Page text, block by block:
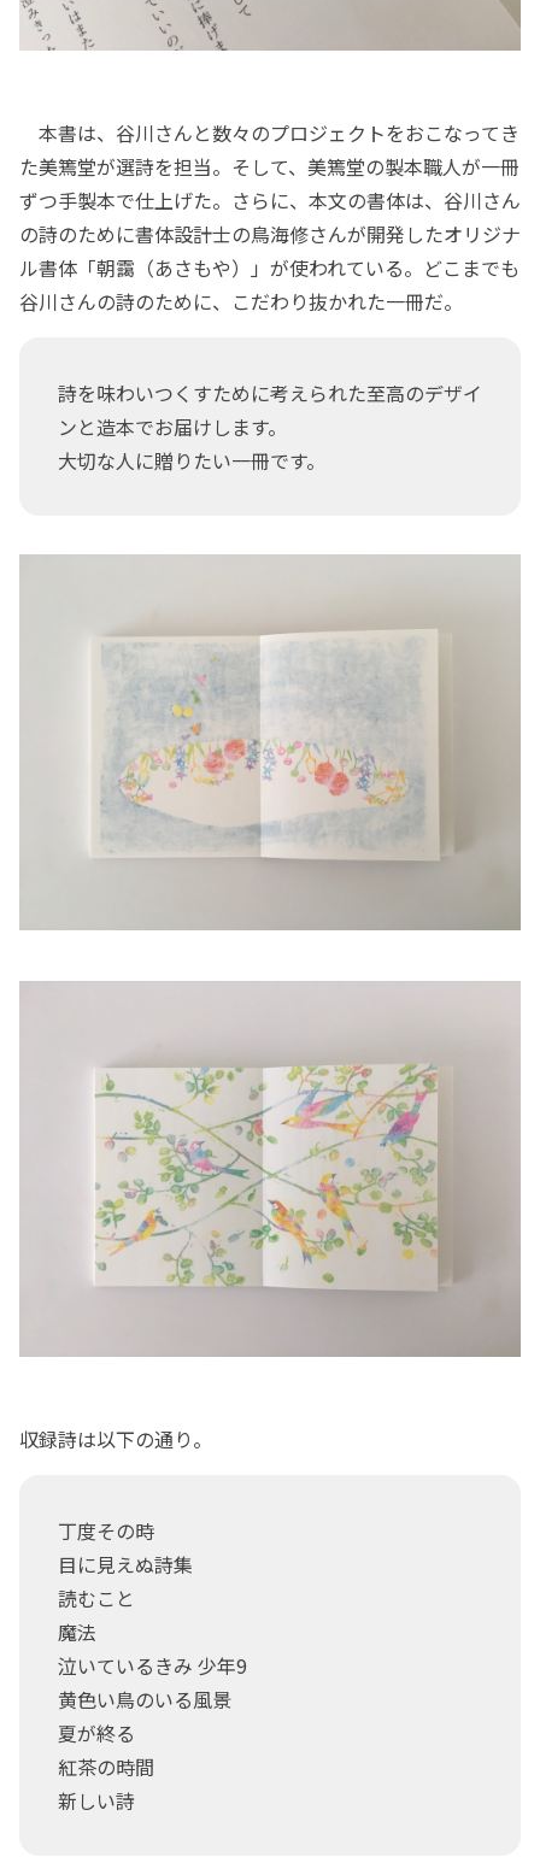
本書は、谷川さんと数々のプロジェクトをおこなってき
た美篶堂が選詩を担当。そして、美篶堂の製本職人が一冊
ずつ手製本で仕上げた。さらに、本文の書体は、谷川さん
の詩のために書体設計士の鳥海修さんが開発したオリジナ
ル書体「朝靄（あさもや）」が使われている。どこまでも
谷川さんの詩のために、こだわり抜かれた一冊だ。
詩を味わいつくすために考えられた至高のデザイ
ンと造本でお届けします。
大切な人に贈りたい一冊です。
収録詩は以下の通り。
丁度その時
目に見えぬ詩集
読むこと
魔法
泣いているきみ 少年9
黄色い鳥のいる風景
夏が終る
紅茶の時間
新しい詩